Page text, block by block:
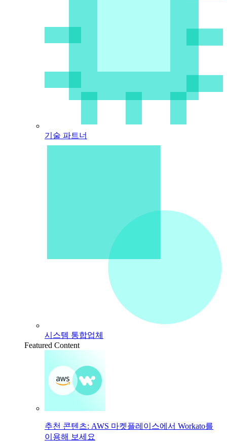
기술 파트너
시스템 통합업체
Featured Content
추천 콘텐츠: AWS 마켓플레이스에서 Workato를
이용해 보세요